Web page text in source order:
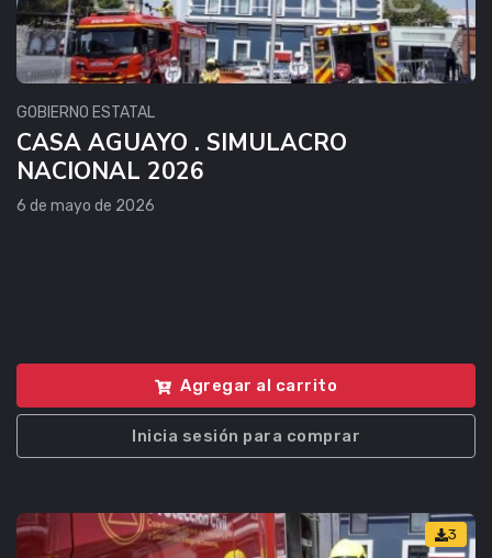
GOBIERNO ESTATAL
CASA AGUAYO . SIMULACRO
NACIONAL 2026
6 de mayo de 2026
Agregar al carrito
Inicia sesión para comprar
3